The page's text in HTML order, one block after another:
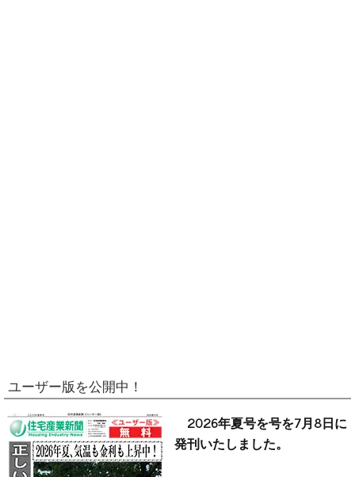
ユーザー版を公開中！
2026年夏号を号を7月8日に
発刊いたしました。